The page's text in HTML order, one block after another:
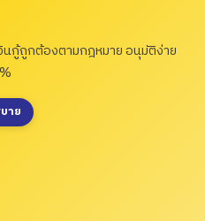
กู้ถูกต้องตามกฎหมาย อนุมัติง่าย
าย